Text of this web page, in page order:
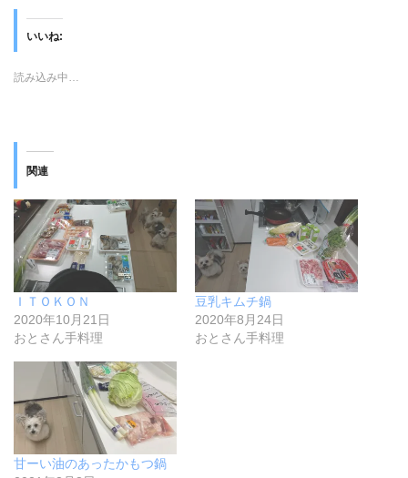
いいね:
読み込み中…
関連
ＩＴＯＫＯＮ
2020年10月21日
おとさん手料理
豆乳キムチ鍋
2020年8月24日
おとさん手料理
甘ーい油のあったかもつ鍋